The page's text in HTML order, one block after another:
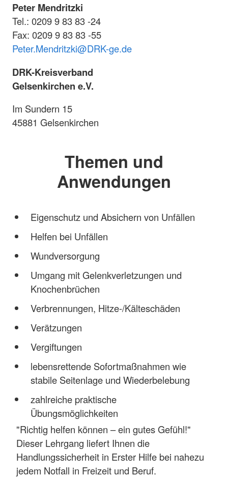
Peter Mendritzki
Tel.: 0209 9 83 83 -24
Fax: 0209 9 83 83 -55
Peter.Mendritzki@DRK-ge.de
DRK-Kreisverband
Gelsenkirchen e.V.
Im Sundern 15
45881 Gelsenkirchen
Themen und
Anwendungen
Eigenschutz und Absichern von Unfällen
Helfen bei Unfällen
Wundversorgung
Umgang mit Gelenkverletzungen und
Knochenbrüchen
Verbrennungen, Hitze-/Kälteschäden
Verätzungen
Vergiftungen
lebensrettende Sofortmaßnahmen wie
stabile Seitenlage und Wiederbelebung
zahlreiche praktische
Übungsmöglichkeiten
"Richtig helfen können – ein gutes Gefühl!"
Dieser Lehrgang liefert Ihnen die
Handlungssicherheit in Erster Hilfe bei nahezu
jedem Notfall in Freizeit und Beruf.